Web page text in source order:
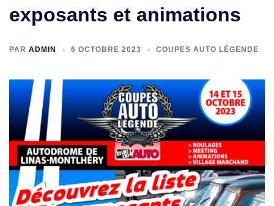
exposants et animations
PAR ADMIN 6 OCTOBRE 2023 COUPES AUTO LÉGENDE